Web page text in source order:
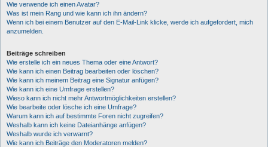
Wie verwende ich einen Avatar?
Was ist mein Rang und wie kann ich ihn ändern?
Wenn ich bei einem Benutzer auf den E-Mail-Link klicke, werde ich aufgefordert, mich
anzumelden.
Beiträge schreiben
Wie erstelle ich ein neues Thema oder eine Antwort?
Wie kann ich einen Beitrag bearbeiten oder löschen?
Wie kann ich meinem Beitrag eine Signatur anfügen?
Wie kann ich eine Umfrage erstellen?
Wieso kann ich nicht mehr Antwortmöglichkeiten erstellen?
Wie bearbeite oder lösche ich eine Umfrage?
Warum kann ich auf bestimmte Foren nicht zugreifen?
Weshalb kann ich keine Dateianhänge anfügen?
Weshalb wurde ich verwarnt?
Wie kann ich Beiträge den Moderatoren melden?